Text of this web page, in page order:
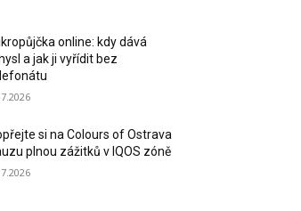
online: kdy dává
a jak ji vyřídit bez
si na Colours of Ostrava
plnou zážitků v IQOS zóně